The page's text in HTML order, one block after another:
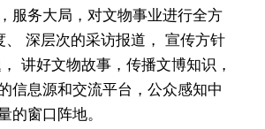
服务大局，对文物事业进行全方
、 深层次的采访报道， 宣传方针
讲好文物故事，传播文博知识，
信息源和交流平台，公众感知中
的窗口阵地。